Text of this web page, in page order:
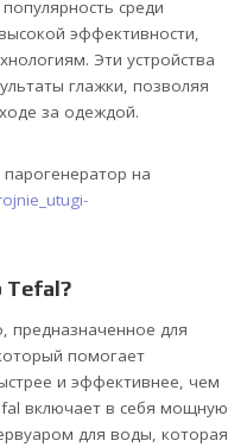
среди
эффективности,
Эти устройства
глажки, позволяя
за одеждой.
на
Tefal?
предназначенное для
помогает
и эффективнее, чем
включает в себя мощную
для воды, которая